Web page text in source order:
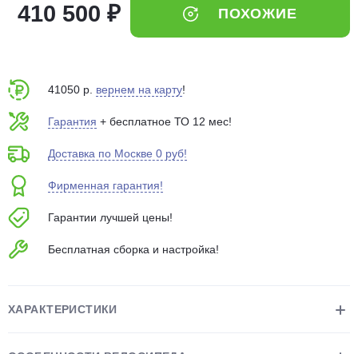
410 500 ₽ ПОХОЖИЕ
41050 р. вернем на карту!
Гарантия + бесплатное ТО 12 мес!
Доставка по Москве 0 руб!
Фирменная гарантия!
Гарантии лучшей цены!
Бесплатная сборка и настройка!
ХАРАКТЕРИСТИКИ
75% будут
Подробнее
Остались вопросы?